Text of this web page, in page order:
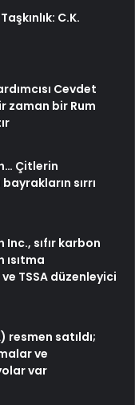
C.K.
Cevdet
zaman bir Rum
Çitlerin
sırrı
sıfır karbon
TSSA düzenleyici
resmen satıldı;
ve
var